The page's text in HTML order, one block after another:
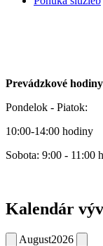
Prevádzkové
Pondelok - Piatok:
10:00-14:00 hodiny
Sobota: 9:00 - 11:00
Kalendár
August2026